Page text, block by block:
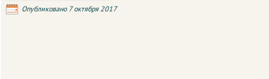
Опубликовано 7 октября 2017